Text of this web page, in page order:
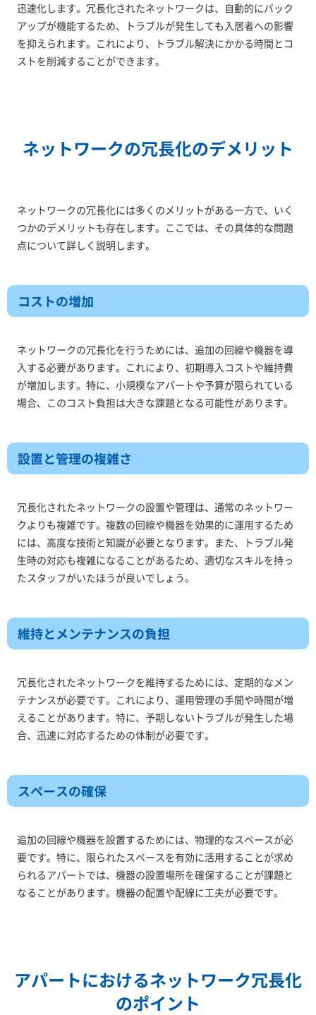
迅速化します。冗長化されたネットワークは、自動的にバック
アップが機能するため、トラブルが発生しても入居者への影響
を抑えられます。これにより、トラブル解決にかかる時間とコ
ストを削減することができます。
ネットワークの冗長化のデメリット
ネットワークの冗長化には多くのメリットがある一方で、いく
つかのデメリットも存在します。ここでは、その具体的な問題
点について詳しく説明します。
コストの増加
ネットワークの冗長化を行うためには、追加の回線や機器を導
入する必要があります。これにより、初期導入コストや維持費
が増加します。特に、小規模なアパートや予算が限られている
場合、このコスト負担は大きな課題となる可能性があります。
設置と管理の複雑さ
冗長化されたネットワークの設置や管理は、通常のネットワー
クよりも複雑です。複数の回線や機器を効果的に運用するため
には、高度な技術と知識が必要となります。また、トラブル発
生時の対応も複雑になることがあるため、適切なスキルを持っ
たスタッフがいたほうが良いでしょう。
維持とメンテナンスの負担
冗長化されたネットワークを維持するためには、定期的なメン
テナンスが必要です。これにより、運用管理の手間や時間が増
えることがあります。特に、予期しないトラブルが発生した場
合、迅速に対応するための体制が必要です。
スペースの確保
追加の回線や機器を設置するためには、物理的なスペースが必
要です。特に、限られたスペースを有効に活用することが求め
られるアパートでは、機器の設置場所を確保することが課題と
なることがあります。機器の配置や配線に工夫が必要です。
アパートにおけるネットワーク冗長化
のポイント